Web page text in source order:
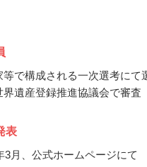
等で構成される一次選考にて
界遺産登録推進協議会で審査
表
3月、公式ホームページにて